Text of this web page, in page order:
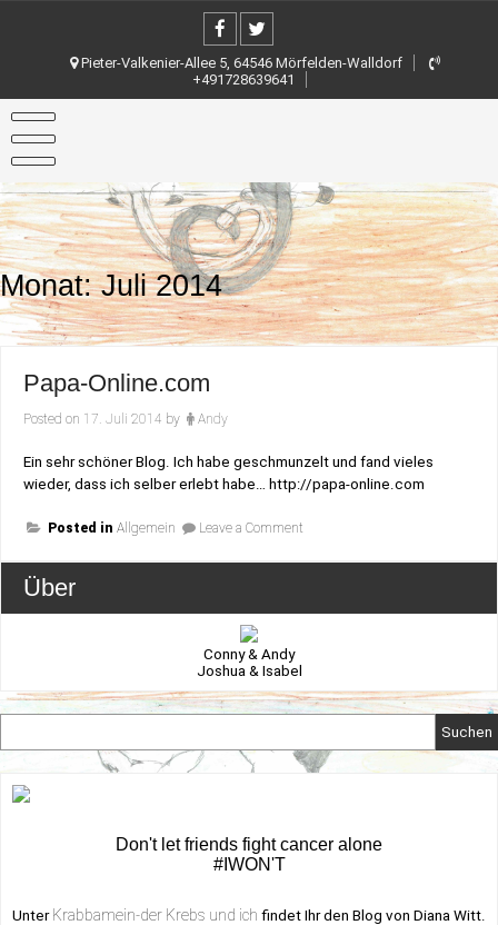
Pieter-Valkenier-Allee 5, 64546 Mörfelden-Walldorf
+491728639641
Monat:Juli 2014
Papa-Online.com
Posted on 17. Juli 2014 by Andy
Ein sehr schöner Blog. Ich habe geschmunzelt und fand vieles
wieder, dass ich selber erlebt habe… http://papa-online.com
Posted in Allgemein Leave a Comment
Über
Conny & Andy
Joshua & Isabel
Suchen
Don't let friends fight cancer alone
#IWON'T
Unter Krabbamein-der Krebs und ich findet Ihr den Blog von Diana Witt.